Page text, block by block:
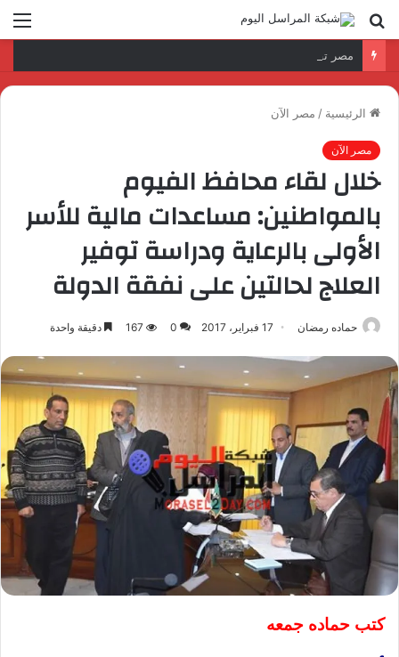
بحث
عن
الرئيسية / مصر الآن
مصر الآن
خلال لقاء محافظ الفيوم
بالمواطنين: مساعدات مالية للأسر
الأولى بالرعاية ودراسة توفير
العلاج لحالتين على نفقة الدولة
حماده رمضان 17 فبراير، 2017 0
167 دقيقة واحدة
كتب حماده جمعه